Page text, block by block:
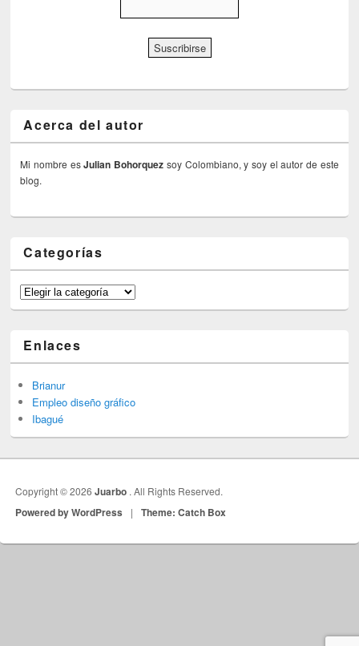
Acerca del autor
Mi nombre esJulian Bohorquez soy Colombiano, y soy el autor de este
blog.
Categorías
Categorías
Enlaces
Brianur
Empleo diseño gráfico
Ibagué
Copyright © 2026Juarbo . All Rights Reserved.
Powered by WordPress | Theme: Catch Box